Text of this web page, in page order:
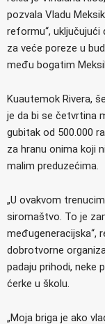
pozvala Vladu
reformu“, uključujući
za veće poreze u
među bogatim
Kuautemok Rivera,
je da bi se četvrtina
gubitak od 500.000
za hranu onima koji
malim preduzećima.
„U ovakvom
siromaštvo. To je
međugeneracijska“,
dobrotvorne
padaju prihodi, neke
ćerke u školu.
„Moja briga je ako